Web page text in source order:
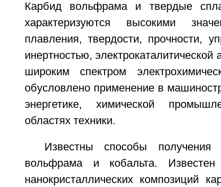
Карбид вольфрама и твердые
характеризуются высокими
плавления, твердости, прочности,
инертностью, электрокаталитической
широким спектром
обусловлено применение в
энергетике, химической
областях техники.
Известны способы получения
вольфрама и кобальта. Известен
нанокристаллических композиций